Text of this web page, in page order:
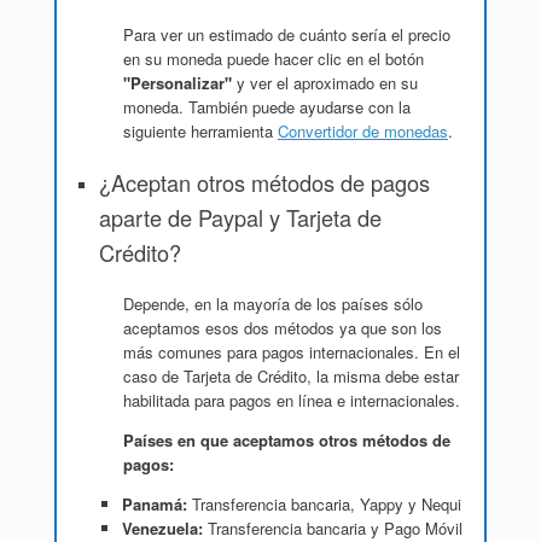
Para ver un estimado de cuánto sería el precio
en su moneda puede hacer clic en el botón
"Personalizar" y ver el aproximado en su
moneda. También puede ayudarse con la
siguiente herramienta Convertidor de monedas.
¿Aceptan otros métodos de pagos
aparte de Paypal y Tarjeta de
Crédito?
Depende, en la mayoría de los países sólo
aceptamos esos dos métodos ya que son los
más comunes para pagos internacionales. En el
caso de Tarjeta de Crédito, la misma debe estar
habilitada para pagos en línea e internacionales.
Países en que aceptamos otros métodos de
pagos:
Panamá: Transferencia bancaria, Yappy y Nequi
Venezuela: Transferencia bancaria y Pago Móvil